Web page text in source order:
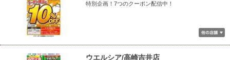
特別企画！7つのクーポン配信中！
ウエルシア/高崎吉井店